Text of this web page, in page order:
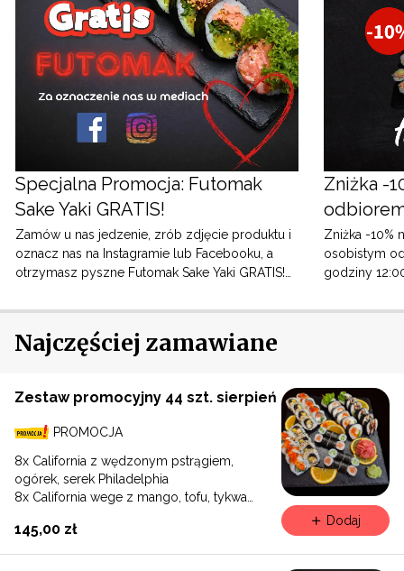
Specjalna Promocja: Futomak
Sake Yaki GRATIS!
Zamów u nas jedzenie, zrób zdjęcie produktu i
oznacz nas na Instagramie lub Facebooku, a
otrzymasz pyszne Futomak Sake Yaki GRATIS!
internetowej lub aplikacji. 2. Zrób zdjęcie
swojego zamówienia. 3. Oznacz nas na
Instagramie (@sayanasushi) lub Facebooku
Kod rabatowy jest ważny do 30 grudnia 2026
roku. Nie przegap okazji! Czekamy na Twoje
zamówienie! #futomaksakeyaki #gratis
#promocja #jedzenie #sushi #pyszne
#instagram #facebook
Zniżka -
Zniżka -10%
osobistym
godziny 12:00 do
Najczęściej zamawiane
Zestaw promocyjny 44 szt. sierpień
PROMOCJA
8x California z wędzonym pstrągiem,
ogórek, serek Philadelphia
8x California wege z mango, tofu, tykwa
marynowaną marchewką
6x Futomak z pieczonym łososiem, ogórek,
145,00 zł
Dodaj